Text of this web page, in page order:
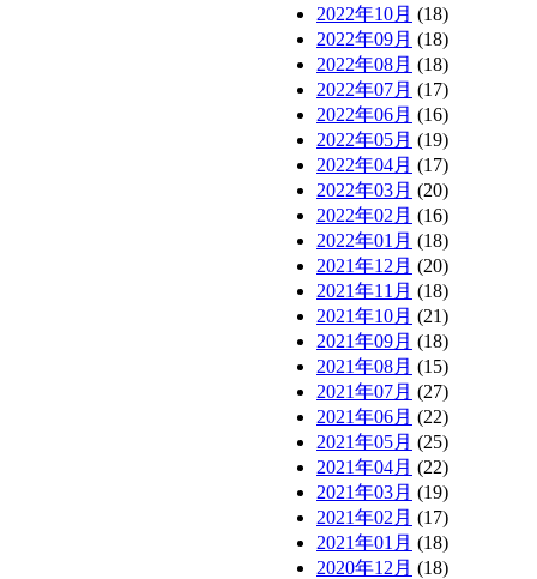
2022年10月 (18)
2022年09月 (18)
2022年08月 (18)
2022年07月 (17)
2022年06月 (16)
2022年05月 (19)
2022年04月 (17)
2022年03月 (20)
2022年02月 (16)
2022年01月 (18)
2021年12月 (20)
2021年11月 (18)
2021年10月 (21)
2021年09月 (18)
2021年08月 (15)
2021年07月 (27)
2021年06月 (22)
2021年05月 (25)
2021年04月 (22)
2021年03月 (19)
2021年02月 (17)
2021年01月 (18)
2020年12月 (18)